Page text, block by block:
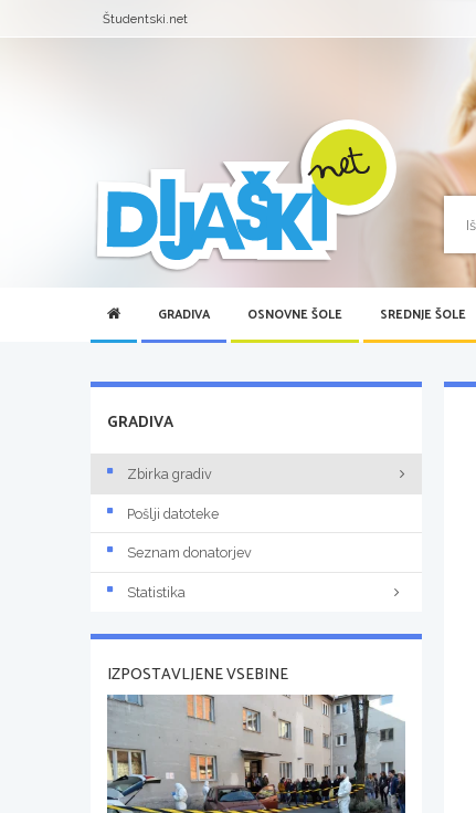
Študentski.net
GRADIVA OSNOVNE ŠOLE SREDNJE ŠOLE
GRADIVA
Zbirka gradiv
Pošlji datoteke
Seznam donatorjev
Statistika
IZPOSTAVLJENE VSEBINE